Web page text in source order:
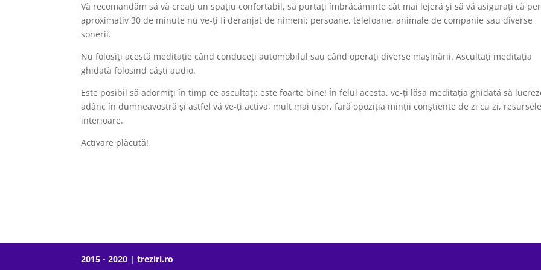
sau
micșora
Vă recomandăm să vă creați un spațiu confortabil, să purtați îmbrăcăminte cât mai lejeră și să vă asigurați că
aproximativ 30 de minute nu ve-ți fi deranjat de nimeni; persoane, telefoane, animale de companie sau diverse
sonerii.
Nu folosiți acestă meditație când conduceți automobilul sau când operați diverse mașinării. Ascultați meditația
ghidată folosind căști audio.
Este posibil să adormiți în timp ce ascultați; este foarte bine! În felul acesta, ve-ți lăsa meditația ghidată să
adânc în dumneavostră și astfel vă ve-ți activa, mult mai ușor, fără opoziția minții conștiente de zi cu zi, resursele
interioare.
Activare plăcută!
2015 - 2020 | treziri.ro